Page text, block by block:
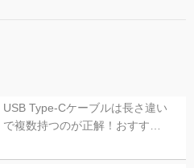
USB Type-Cケーブルは長さ違い
で複数持つのが正解！おすす…